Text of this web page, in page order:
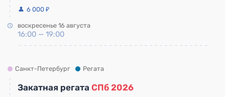
6 000 ₽
воскресенье 16 августа
16:00 — 19:00
Санкт-Петербург Регата
Закатная регата СПб 2026